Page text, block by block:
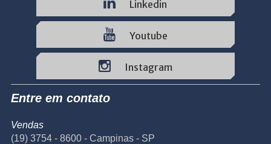
Linkedin
Youtube
Instagram
Entre em contato
Vendas
(19) 3754 - 8600 - Campinas - SP